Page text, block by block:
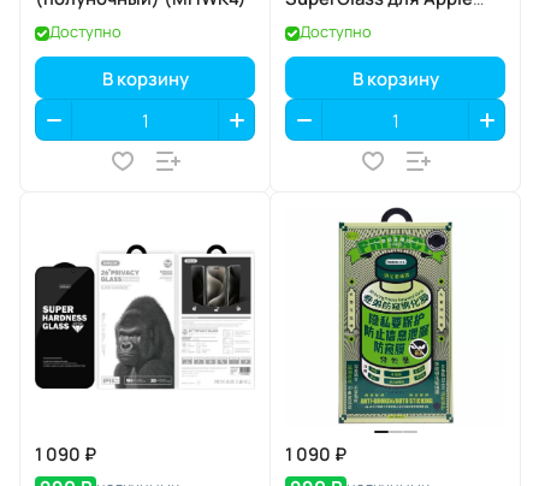
Доступно
В корзину
iPhone 17 Pro
Доступно
В корзину
1 090 ₽ 1 090 ₽